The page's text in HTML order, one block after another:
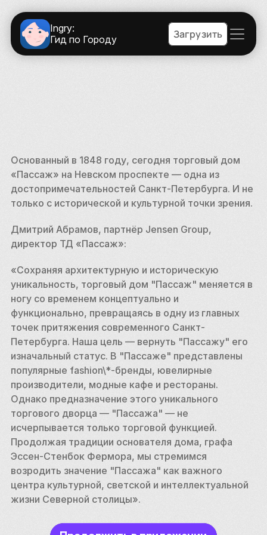
Ingry:
Гид по Городу
Загрузить
Основанный в 1848 году, сегодня торговый дом
«Пассаж» на Невском проспекте — одна из
достопримечательностей Санкт-Петербурга. И не
только с исторической и культурной точки зрения.
Дмитрий Абрамов, партнёр Jensen Group,
директор ТД «Пассаж»:
«Сохраняя архитектурную и историческую
уникальность, торговый дом "Пассаж" меняется в
ногу со временем концептуально и
функционально, превращаясь в одну из главных
точек притяжения современного Санкт-
Петербурга. Наша цель — вернуть "Пассажу" его
изначальный статус. В "Пассаже" представлены
популярные fashion\*-бpeнды, ювелирные
производители, модные кафе и рестораны.
Однако предназначение этого уникального
торгового дворца — "Пассажа" — не
исчерпывается только торговой функцией.
Продолжая традиции основателя дома, графа
Эссен-Стенбок Фермора, мы стремимся
возродить значение "Пассажа" как важного
центра культурной, светской и интеллектуальной
жизни Северной столицы».
В современном «Пассаже» сохранился